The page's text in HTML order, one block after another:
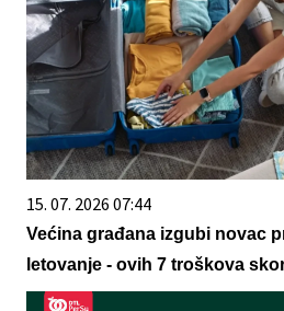
15. 07. 2026 07:44
Većina građana izgubi novac
letovanje - ovih 7 troškova